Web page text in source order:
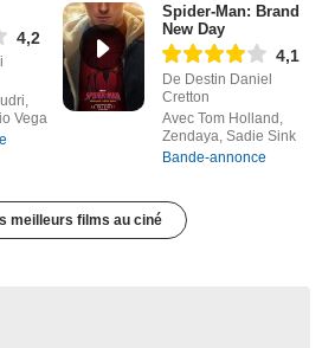
4,2
Vega
Spider-Man: Brand
New Day
4,1
De Destin Daniel
Cretton
Avec Tom Holland,
Zendaya, Sadie Sink
Bande-annonce
meilleurs films au ciné